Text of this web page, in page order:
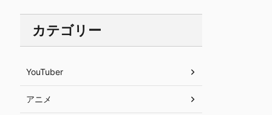
カテゴリー
YouTuber
アニメ